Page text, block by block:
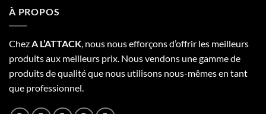
À PROPOS
ChezA L’ATTACK, nous nous efforçons d’offrir les meilleurs
produits aux meilleurs prix. Nous vendons une gamme de
produits de qualité que nous utilisons nous-mêmes en tant
que professionnel.